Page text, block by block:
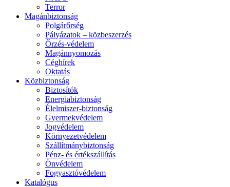
Terror
Magánbiztonság
Polgárőrség
Pályázatok – közbeszerzés
Őrzés-védelem
Magánnyomozás
Céghírek
Oktatás
Közbiztonság
Biztosítók
Energiabiztonság
Élelmiszer-biztonság
Gyermekvédelem
Jogvédelem
Környezetvédelem
Szállítmánybiztonság
Pénz- és értékszállítás
Önvédelem
Fogyasztóvédelem
Katalógus